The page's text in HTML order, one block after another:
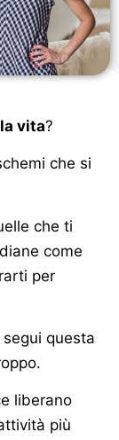
vita?
che si
che ti
come
per
questa
liberano
più